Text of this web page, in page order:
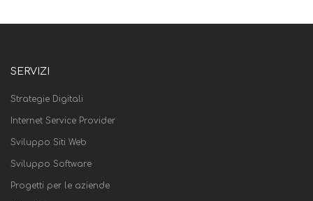
SERVIZI
Strategie Digitali
Internet Service Provider
Sviluppo Siti Web
Sviluppo Software
Progetti per le aziende